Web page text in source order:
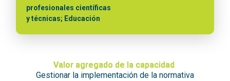
profesionales científicas
y técnicas; Educación
Valor agregado de la capacidad
Gestionar la implementación de la normativa